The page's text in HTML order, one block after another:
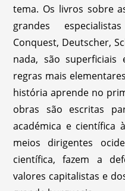
tema. Os livros sobre
grandes
Conquest, Deutscher,
nada, são
regras mais
história aprende no
obras são escritas
académica e científica
meios dirigentes
científica, fazem a
valores capitalistas e